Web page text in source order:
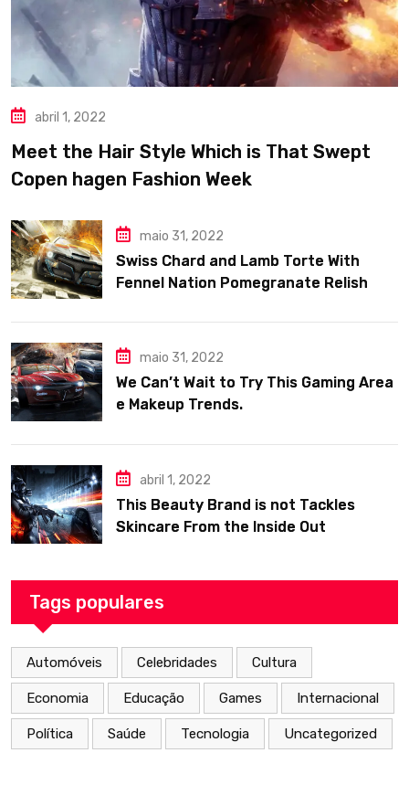
abril 1, 2022
Meet the Hair Style Which is That Swept
Copen hagen Fashion Week
maio 31, 2022
Swiss Chard and Lamb Torte With
Fennel Nation Pomegranate Relish
maio 31, 2022
We Can’t Wait to Try This Gaming Area
e Makeup Trends.
abril 1, 2022
This Beauty Brand is not Tackles
Skincare From the Inside Out
Tags populares
Automóveis Celebridades Cultura
Economia Educação Games Internacional
Política Saúde Tecnologia Uncategorized